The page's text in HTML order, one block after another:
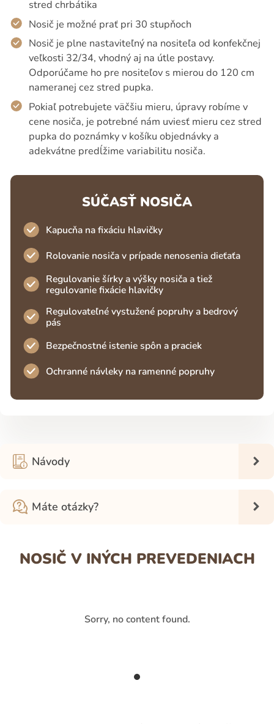
stred chrbátika
Nosič je možné prať pri 30 stupňoch
Nosič je plne nastaviteľný na nositeľa od konfekčnej
veľkosti 32/34, vhodný aj na útle postavy.
Odporúčame ho pre nositeľov s mierou do 120 cm
nameranej cez stred pupka.
Pokiaľ potrebujete väčšiu mieru, úpravy robíme v
cene nosiča, je potrebné nám uviesť mieru cez stred
pupka do poznámky v košíku objednávky a
adekvátne predĺžime variabilitu nosiča.
SÚČASŤ NOSIČA
Kapucňa na fixáciu hlavičky
Rolovanie nosiča v prípade nenosenia dieťaťa
Regulovanie šírky a výšky nosiča a tiež
regulovanie fixácie hlavičky
Regulovateľné vystužené popruhy a bedrový
pás
Bezpečnostné istenie spôn a praciek
Ochranné návleky na ramenné popruhy
Návody
Máte otázky?
NOSIČ V INÝCH PREVEDENIACH
Sorry, no content found.